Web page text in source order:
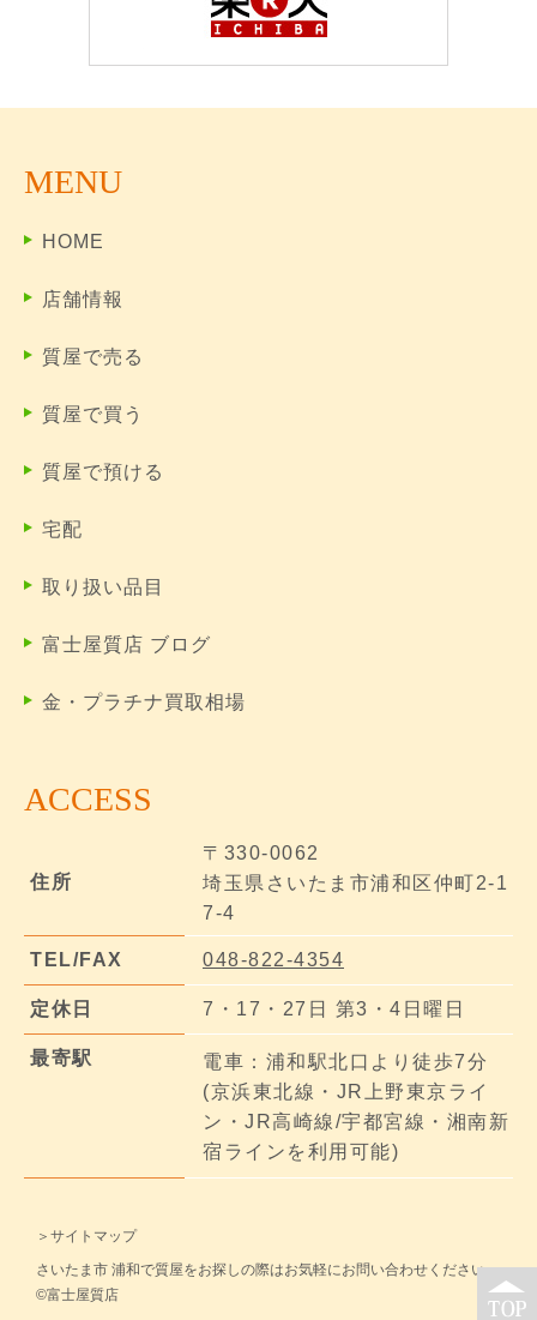
MENU
HOME
店舗情報
質屋で売る
質屋で買う
質屋で預ける
宅配
取り扱い品目
富士屋質店 ブログ
金・プラチナ買取相場
ACCESS
住所
〒330-0062
埼玉県さいたま市浦和区仲町2-1
7-4
TEL/FAX 048-822-4354
定休日 7・17・27日 第3・4日曜日
最寄駅
電車：浦和駅北口より徒歩7分
(京浜東北線・JR上野東京ライ
ン・JR高崎線/宇都宮線・湘南新
宿ラインを利用可能)
＞サイトマップ
さいたま市 浦和で質屋をお探しの際はお気軽にお問い合わせください。
©富士屋質店